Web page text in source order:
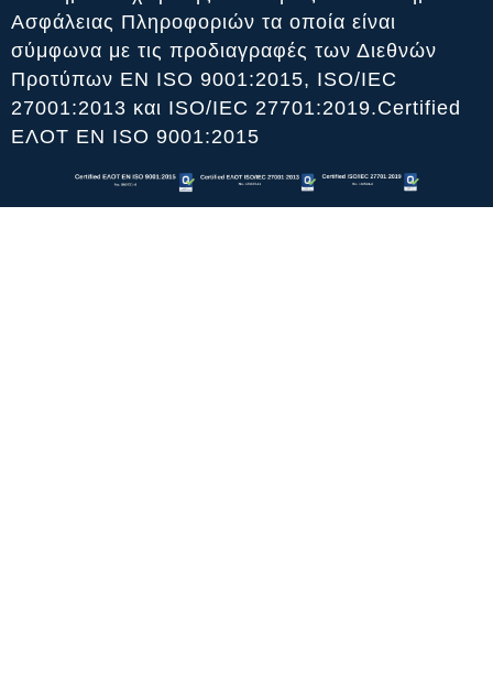
Ασφάλειας Πληροφοριών τα οποία είναι
σύμφωνα με τις προδιαγραφές των Διεθνών
Προτύπων ΕΝ ISO 9001:2015, ISO/IEC
27001:2013 και ISO/IEC 27701:2019.Certified
ΕΛΟΤ ΕΝ ISO 9001:2015